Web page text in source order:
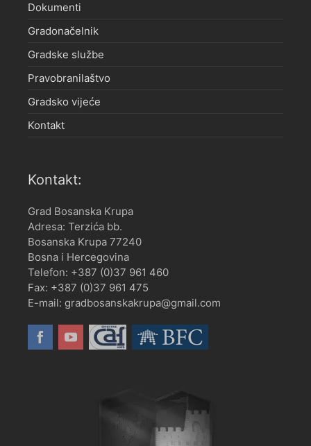
Dokumenti
Gradonačelnik
Gradske službe
Pravobranilaštvo
Gradsko vijeće
Kontakt
Kontakt:
Grad Bosanska Krupa
Adresa: Terzića bb.
Bosanska Krupa 77240
Bosna i Hercegovina
Telefon: +387 (0)37 961 460
Fax: +387 (0)37 961 475
E-mail: gradbosanskakrupa@gmail.com